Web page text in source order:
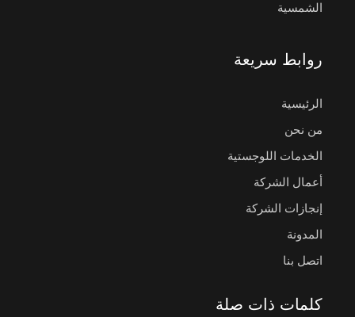
الشمسية
روابط سريعة
الرئيسية
من نحن
الخدمات اللوجستية
أعمال الشركة
إنجازات الشركة
المدونة
اتصل بنا
كلمات ذات صلة